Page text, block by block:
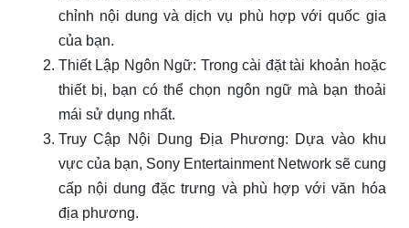
chỉnh nội dung và dịch vụ phù hợp với quốc gia
của bạn.
Thiết Lập Ngôn Ngữ: Trong cài đặt tài khoản hoặc
thiết bị, bạn có thể chọn ngôn ngữ mà bạn thoải
mái sử dụng nhất.
Truy Cập Nội Dung Địa Phương: Dựa vào khu
vực của bạn, Sony Entertainment Network sẽ cung
cấp nội dung đặc trưng và phù hợp với văn hóa
địa phương.